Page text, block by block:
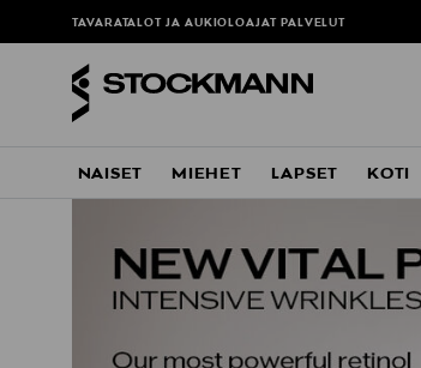
TAVARATALOT JA AUKIOLOAJAT PALVELUT
NAISET MIEHET LAPSET KOTI